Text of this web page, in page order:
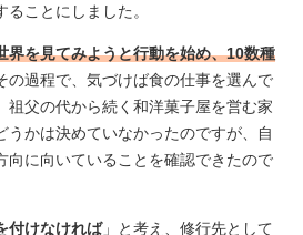
ことにしました。
界を見てみようと行動を始め、10数種
の過程で、気づけば食の仕事を選んで
祖父の代から続く和洋菓子屋を営む家
うかは決めていなかったのですが、自
向に向いていることを確認できたので
付けなければ」と考え、修行先として